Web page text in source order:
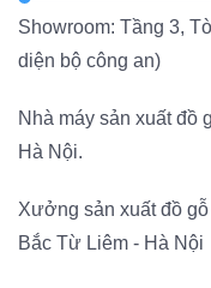
Showroom: Tầng 3,
diện bộ công an)
Nhà máy sản xuất đồ
Hà Nội.
Xưởng sản xuất đồ
Bắc Từ Liêm - Hà Nội